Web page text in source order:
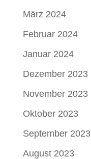
März 2024
Februar 2024
Januar 2024
Dezember 2023
November 2023
Oktober 2023
September 2023
August 2023